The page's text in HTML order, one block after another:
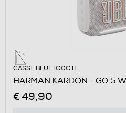
CASSE BLUETOOOTH
HARMAN KARDON - GO 5
€ 49,90